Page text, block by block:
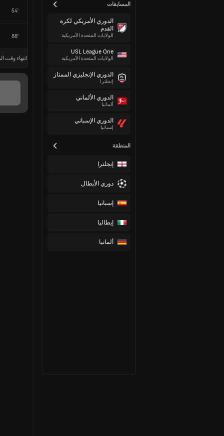
المسابقات
الدوري الأمريكي لكرة
القدم
الولايات المتحدة الأمريكية
USL League One
الولايات المتحدة الأمريكية
الدوري الإنجليزي الممتاز
إنجلترا
الدوري الألماني
ألمانيا
الدوري الإسباني
إسبانيا
المنطقة
إنجلترا
دوري الأبطال
إسبانيا
إيطاليا
ألمانيا
54'
88'
انتهاء وقت